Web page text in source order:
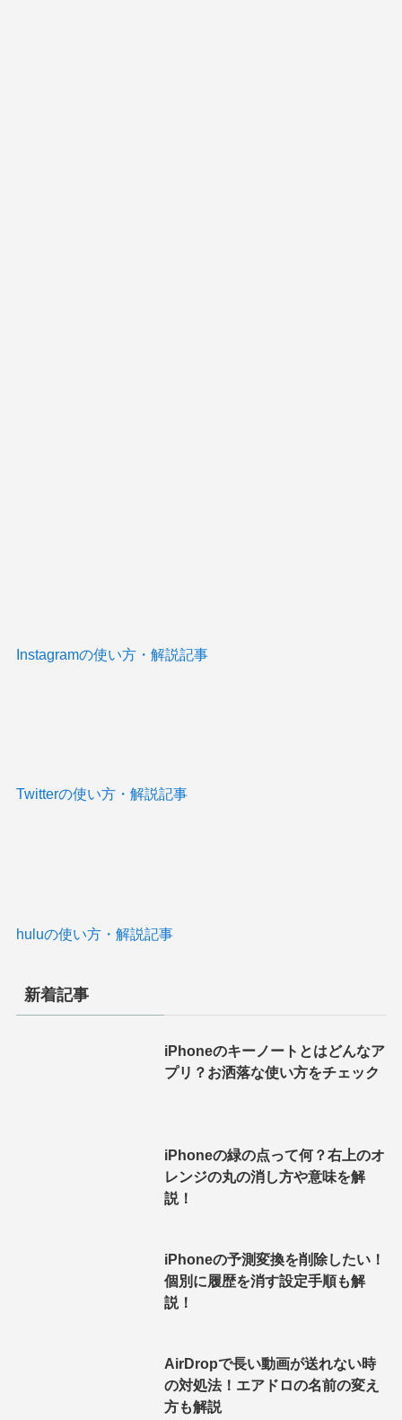
Instagramの使い方・解説記事
Twitterの使い方・解説記事
huluの使い方・解説記事
新着記事
iPhoneのキーノートとはどんなア
プリ？お洒落な使い方をチェック
iPhoneの緑の点って何？右上のオ
レンジの丸の消し方や意味を解
説！
iPhoneの予測変換を削除したい！
個別に履歴を消す設定手順も解
説！
AirDropで長い動画が送れない時
の対処法！エアドロの名前の変え
方も解説